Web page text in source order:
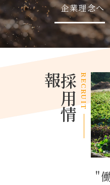
企業理念へ
採
用
情
報 RECRUIT
"